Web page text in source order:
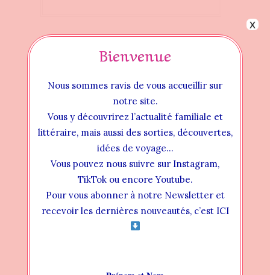
Instructional Videos
Bienvenue
Nous sommes ravis de vous accueillir sur
notre site.
Vous y découvrirez l’actualité familiale et
littéraire, mais aussi des sorties, découvertes,
idées de voyage…
Vous pouvez nous suivre sur Instagram,
TikTok ou encore Youtube.
Pour vous abonner à notre Newsletter et
recevoir les dernières nouveautés, c’est ICI
x